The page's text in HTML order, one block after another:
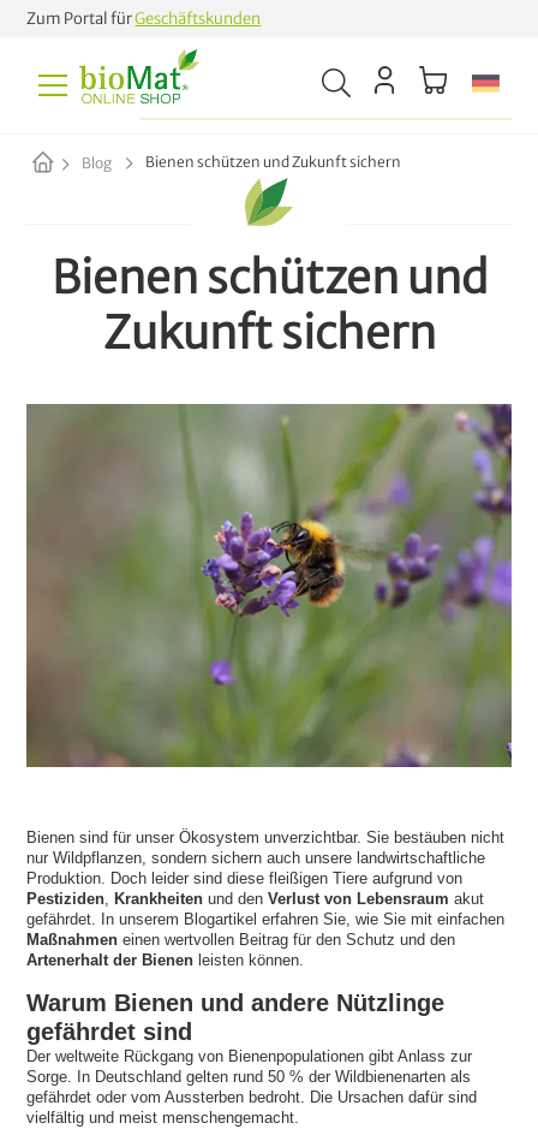
Zum Portal fürGeschäftskunden
Blog Bienen schützen und Zukunft sichern
Bienen schützen und
Zukunft sichern
Bienen sind für unser Ökosystem unverzichtbar. Sie bestäuben nicht
nur Wildpflanzen, sondern sichern auch unsere landwirtschaftliche
Produktion. Doch leider sind diese fleißigen Tiere aufgrund von
Pestiziden, Krankheiten und denVerlust von Lebensraum akut
gefährdet. In unserem Blogartikel erfahren Sie, wie Sie mit einfachen
Maßnahmen einen wertvollen Beitrag für den Schutz und den
Artenerhalt der Bienen leisten können.
Warum Bienen und andere Nützlinge
gefährdet sind
Der weltweite Rückgang von Bienenpopulationen gibt Anlass zur
Sorge. In Deutschland gelten rund 50 % der Wildbienenarten als
gefährdet oder vom Aussterben bedroht. Die Ursachen dafür sind
vielfältig und meist menschengemacht.